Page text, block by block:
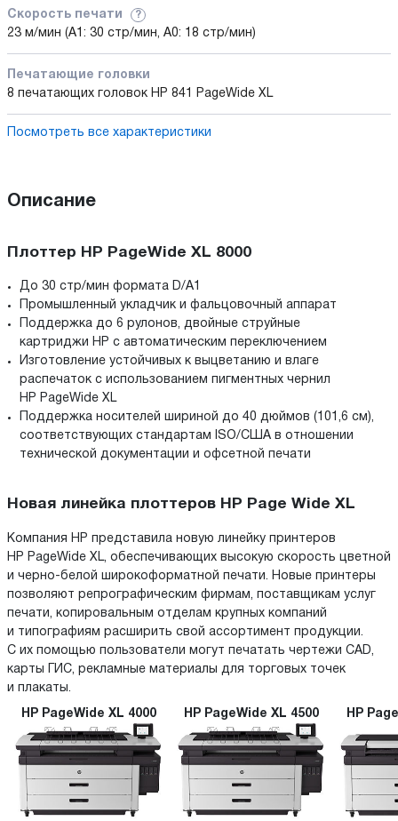
Скорость печати ?
23 м/мин (А1: 30 стр/мин, А0: 18 стр/мин)
Печатающие головки
8 печатающих головок HP 841 PageWide XL
Посмотреть все характеристики
Описание
Плоттер HP PageWide XL 8000
До 30 стр/мин формата D/A1
Промышленный укладчик и фальцовочный аппарат
Поддержка до 6 рулонов, двойные струйные
картриджи HP с автоматическим переключением
Изготовление устойчивых к выцветанию и влаге
распечаток с использованием пигментных чернил
HP PageWide XL
Поддержка носителей шириной до 40 дюймов (101,6 см),
соответствующих стандартам ISO/США в отношении
технической документации и офсетной печати
Новая линейка плоттеров HP Page Wide XL
Компания HP представила новую линейку принтеров
HP PageWide XL, обеспечивающих высокую скорость цветной
и черно-белой широкоформатной печати. Новые принтеры
позволяют репрографическим фирмам, поставщикам услуг
печати, копировальным отделам крупных компаний
и типографиям расширить свой ассортимент продукции.
С их помощью пользователи могут печатать чертежи CAD,
карты ГИС, рекламные материалы для торговых точек
и плакаты.
HP PageWide XL 4000 HP PageWide XL 4500 HP